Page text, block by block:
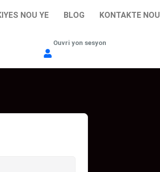
NOU YE BLOG KONTAKTE NOU
Ouvri yon sesyon